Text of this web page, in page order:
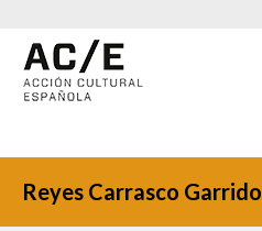
Reyes Carrasco Garrido